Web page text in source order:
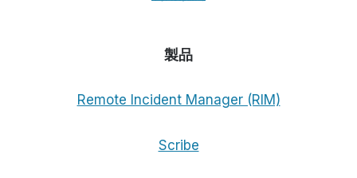
製品
Remote Incident Manager (RIM)
Scribe